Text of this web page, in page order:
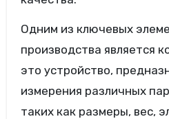
Одним из ключевых
производства является
это устройство,
измерения различных
таких как размеры, вес,